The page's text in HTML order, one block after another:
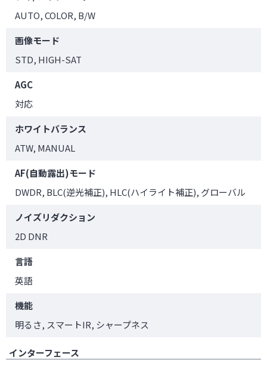
AUTO, COLOR, B/W
画像モード
STD, HIGH-SAT
AGC
対応
ホワイトバランス
ATW, MANUAL
AF(自動露出)モード
DWDR, BLC(逆光補正), HLC(ハイライト補正), グローバル
ノイズリダクション
2D DNR
言語
英語
機能
明るさ, スマートIR, シャープネス
インターフェース